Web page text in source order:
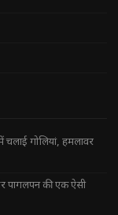
गोलियां, हमलावर
पागलपन की एक ऐसी